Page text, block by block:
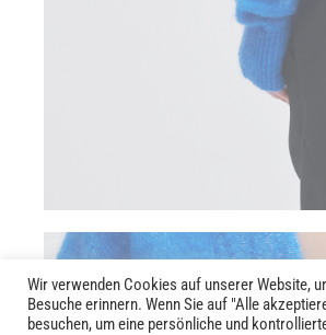
Wir verwenden Cookies auf unserer Website,
Besuche erinnern. Wenn Sie auf "Alle
besuchen, um eine persönliche und